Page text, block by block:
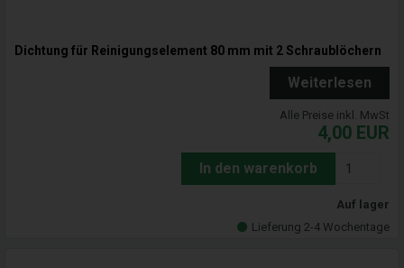
Dichtung für Reinigungselement 80 mm mit 2 Schraublöchern
Weiterlesen
Alle Preise inkl. MwSt
4,00 EUR
In den warenkorb
Auf lager
Lieferung 2-4 Wochentage